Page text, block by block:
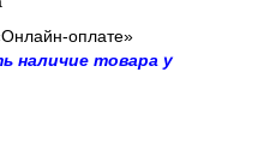
оплате»
наличие товара у